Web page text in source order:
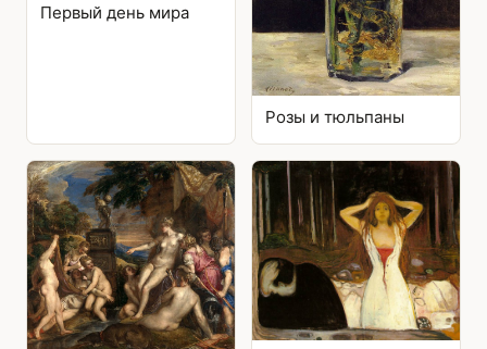
Первый день мира
Розы и тюльпаны